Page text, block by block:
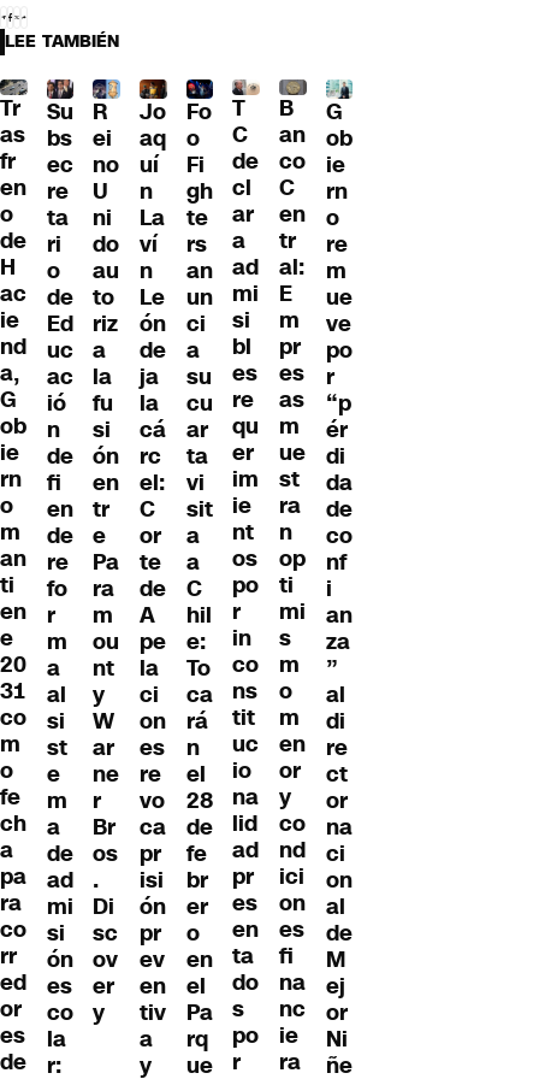
LEE TAMBIÉN
Tr
as
fr
en
o
de
H
ac
ie
nd
a,
G
ob
ie
rn
o
m
an
ti
en
e
20
31
co
m
o
fe
ch
a
pa
ra
co
rr
ed
or
es
de
Su
bs
ec
re
ta
ri
o
de
Ed
uc
ac
ió
n
de
fi
en
de
re
fo
r
m
a
al
si
st
e
m
a
de
ad
mi
si
ón
es
co
la
r:
R
ei
no
U
ni
do
au
to
riz
a
la
fu
si
ón
en
tr
e
Pa
ra
m
ou
nt
y
W
ar
ne
r
Br
os
.
Di
sc
ov
er
y
Jo
aq
uí
n
La
ví
n
Le
ón
de
ja
la
cá
rc
el:
C
or
te
de
A
pe
la
ci
on
es
re
vo
ca
pr
isi
ón
pr
ev
en
tiv
a
y
Fo
o
Fi
gh
te
rs
an
un
ci
a
su
cu
ar
ta
vi
sit
a
a
C
hil
e:
To
ca
rá
n
el
28
de
fe
br
er
o
en
el
Pa
rq
ue
T
C
de
cl
ar
a
ad
mi
si
bl
es
re
qu
er
im
ie
nt
os
po
r
in
co
ns
tit
uc
io
na
lid
ad
pr
es
en
ta
do
s
po
r
B
an
co
C
en
tr
al:
E
m
pr
es
as
m
ue
st
ra
n
op
ti
mi
s
m
o
m
en
or
y
co
nd
ici
on
es
fi
na
nc
ie
ra
G
ob
ie
rn
o
re
m
ue
ve
po
r
“p
ér
di
da
de
co
nf
i
an
za
”
al
di
re
ct
or
na
ci
on
al
de
M
ej
or
Ni
ñe